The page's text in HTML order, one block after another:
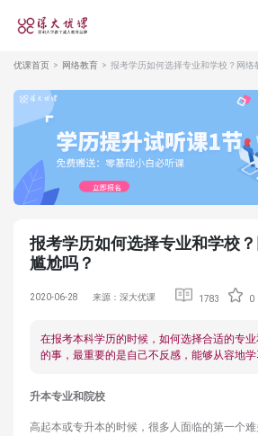
优课首页 网络教育 报考学历如何选择专业和学校？网络
报考学历如何选择专业和学校
尴尬吗？
2020-06-28 来源：深大优课 1783 0
在报考本科学历的时候，如何选择合适的专
的事，最重要的是自己不反感，能够从容地学
升本专业和院校
高起本或专升本的时候，很多人面临的第一个